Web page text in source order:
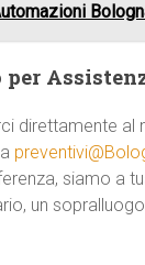
direttamente al
siamo a
un